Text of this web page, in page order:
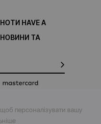
HAVE A
ТА
персоналізувати вашу